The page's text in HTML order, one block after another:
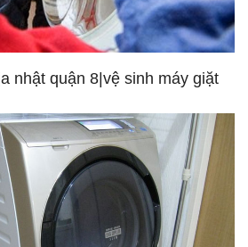
nhật quận 8|vệ sinh máy giặt